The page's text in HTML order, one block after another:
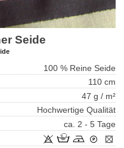
Seide
100 % Reine Seide
110 cm
47 g / m²
Hochwertige Qualität
ca. 2 - 5 Tage